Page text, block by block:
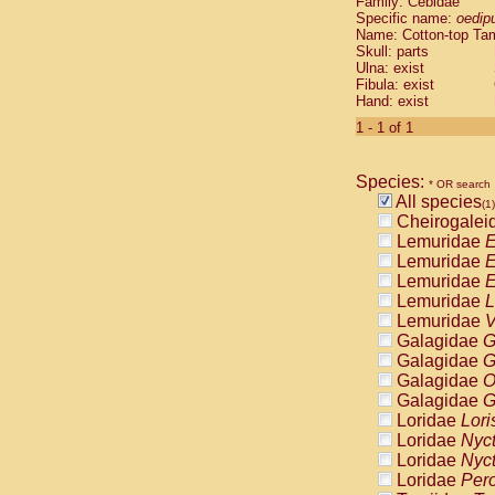
Cebidae
Cebidae
Cebidae
Cebidae
Cebidae
Cebidae
Cebidae
Cebidae
Cebidae
Cebidae
Cebidae
Cebidae
Atelidae
Atelidae
Atelidae
Atelidae
Atelidae
Atelidae
Atelidae
Atelidae
Atelidae
Atelidae
Pitheciidae
Specific name:
Name: Cotton-top
Skull: parts
Ulna: exist
Fibula: exist
Hand: exist
1 - 1 of 1
Species: * OR search
All species(1)
Lemuridae
Lemuridae
Lemuridae
Lemuridae
Lemuridae
Galagidae
Galagidae
Galagidae
Galagidae
Loridae
Loridae
Loridae
Loridae